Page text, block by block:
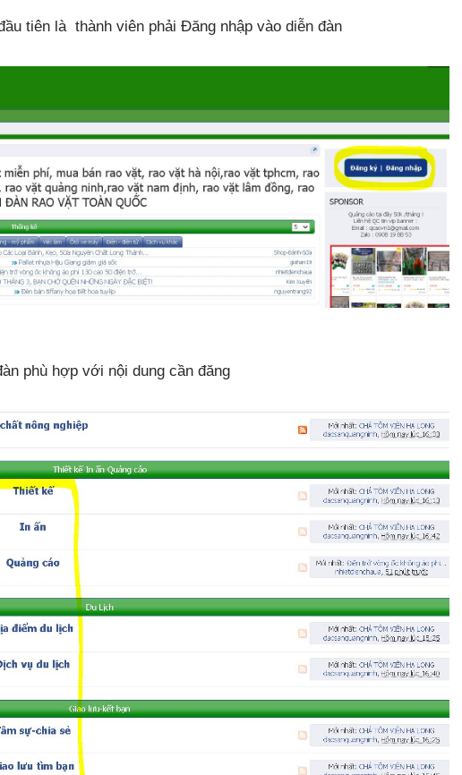
tiên là thành viên phải Đăng nhập vào diễn đàn
phù hợp với nội dung cần đăng